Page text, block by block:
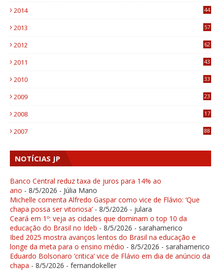
2014
44
2013
57
2012
62
2011
43
2010
33
2009
23
2008
17
2007 88
NOTÍCIAS JP
Banco Central reduz taxa de juros para 14% ao
ano - 8/5/2026 - Júlia Mano
Michelle comenta Alfredo Gaspar como vice de Flávio: ‘Que
chapa possa ser vitoriosa’ - 8/5/2026 - julara
Ceará em 1º: veja as cidades que dominam o top 10 da
educação do Brasil no Ideb - 8/5/2026 - sarahamerico
Ibed 2025 mostra avanços lentos do Brasil na educação e
longe da meta para o ensino médio - 8/5/2026 - sarahamerico
Eduardo Bolsonaro ‘critica’ vice de Flávio em dia de anúncio da
chapa - 8/5/2026 - fernandokeller